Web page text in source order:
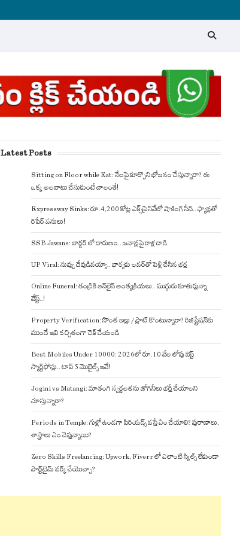
Latest Posts
Sitting on Floor while Eat: నేలపై కూర్చొని భోజనం చేస్తున్నారా? ఈ
ఒక్క అలవాటు చేసుకుంటే చాలంతే!
Expressway Sinks: రూ.4,200 కోట్ల ఎక్స్‌ప్రెస్‌వేలో షాకింగ్ సీన్.. ఫ్యాన్లతో
రిపేర్ పనులు!
SSB Jawans: బార్డర్ లో దారుణం.. జవాన్లపై రాళ్ల దాడి
UP Viral: నువ్వు దేవుడివయ్యా.. భార్యకు లవర్‌తో పెళ్లి చేసిన భర్త
Online Funeral: తండ్రికి ఆన్‌లైన్ అంత్యక్రియలు.. ముగ్గురు కూతుర్లున్నా
వేస్ట్..!
Property Verification: సొంత ఇల్లు / ప్లాట్ కొంటున్నారా? రిజిస్ట్రేషన్‌కు
ముందే ఇవి కచ్చితంగా చెక్ చేయండి
Best Mobiles Under 10000: 2026లో రూ.10 వేల లోపు బెస్ట్
స్మార్ట్‌ఫోన్లు.. టాప్ 5 మొబైల్స్ ఇవే!
Jogini vs Matangi: మాతంగి స్వర్ణలతను జోగినీలు భర్తీ చేయాలని
చూస్తున్నారా?
Periods in Temple: గుళ్లో ఉండగా పిరియడ్స్ వస్తే ఏం చేయాలి? పురాణాలు,
శాస్త్రాలు ఏం చెప్తున్నాయి?
Zero Skills Freelancing: Upwork, Fiverr లో ఎలాంటి స్కిల్స్ లేకుండా
పార్ట్‌టైమ్ వర్క్ చేయొచ్చా?